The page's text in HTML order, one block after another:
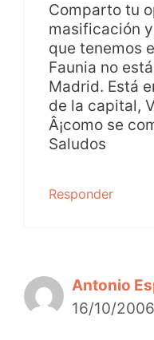
Comparto tu
masificación
que tenemos
Faunia no
Madrid. Está
de la capital,
Â¡como se
Saludos
Responder
Antonio
16/10/